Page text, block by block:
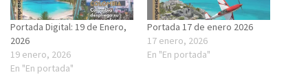
Portada Digital: 19 de Enero,
2026
19 enero, 2026
En "En portada"
Portada 17 de enero 2026
17 enero, 2026
En "En portada"